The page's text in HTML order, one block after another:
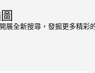
展全新搜尋，發掘更多精彩